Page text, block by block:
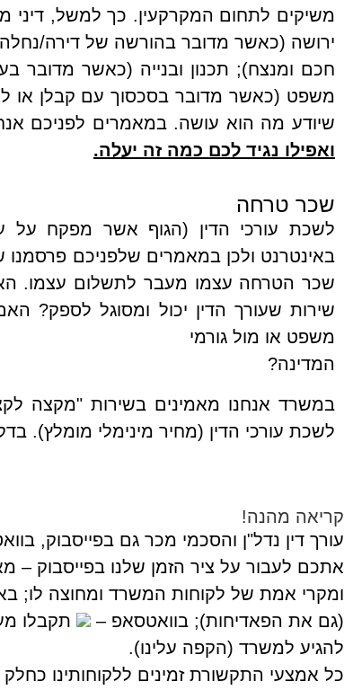
משיקים לתחום המקרקעין. כך למשל,
ירושה (כאשר מדובר בהורשה של דירה/
חכם ומנצח); תכנון ובנייה (כאשר מדובר
משפט (כאשר מדובר בסכסוך עם קבלן או
שיודע מה הוא עושה. במאמרים לפניכם
ואפילו נגיד לכם כמה זה יעלה.
שכר טרחה ​
לשכת עורכי הדין (הגוף אשר מפקח על
באינטרנט ולכן במאמרים שלפניכם
שכר הטרחה עצמו מעבר לתשלום עצמו.
שירות שעורך הדין יכול ומסוגל לספק?
משפט או מול גורמי
המדינה?
במשרד אנחנו מאמינים בשירות "מקצה
לשכת עורכי הדין (מחיר מינימלי מומלץ).
קריאה מהנה!
עורך דין נדל"ן והסכמי מכר גם בפייסבוק,
אתכם לעבור על ציר הזמן שלנו בפייסבוק –
ומקרי אמת של לקוחות המשרד ומחוצה לו;
(גם את הפאדיחות); בוואטסאפ –
תקבלו
להגיע למשרד (הקפה עלינו).
כל אמצעי התקשורת זמינים ללקוחותינו